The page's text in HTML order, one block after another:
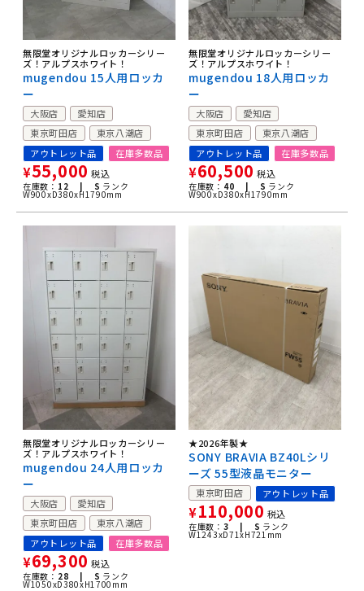
無限堂オリジナルロッカーシリー
ズ！アルプスホワイト！
mugendou 15人用ロッカ
ー
大阪店
愛知店
東京町田店
東京八潮店
アウトレット品
在庫多数品
¥55,000 税込
在庫数： 12 | S ランク
W900xD380xH1790mm
無限堂オリジナルロッカーシリー
ズ！アルプスホワイト！
mugendou 18人用ロッカ
ー
大阪店
愛知店
東京町田店
東京八潮店
アウトレット品
在庫多数品
¥60,500 税込
在庫数： 40 | S ランク
W900xD380xH1790mm
無限堂オリジナルロッカーシリー
ズ！アルプスホワイト！
mugendou 24人用ロッカ
ー
大阪店
愛知店
東京町田店
東京八潮店
アウトレット品
在庫多数品
¥69,300 税込
在庫数： 28 | S ランク
W1050xD380xH1700mm
★2026年製★
SONY BRAVIA BZ40Lシリ
ーズ 55型液晶モニター
東京町田店 アウトレット品
¥110,000 税込
在庫数： 3 | S ランク
W1243xD71xH721mm